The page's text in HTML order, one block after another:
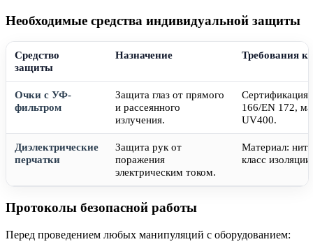
Необходимые средства индивидуальной защиты
Средство
защиты
Назначение Требования
Очки с УФ-
фильтром
Защита глаз от прямого
и рассеянного
излучения.
Сертификация
166/EN 172,
UV400.
Диэлектрические
перчатки
Защита рук от
поражения
электрическим током.
Материал:
класс
Протоколы безопасной работы
Перед проведением любых манипуляций с оборудованием: